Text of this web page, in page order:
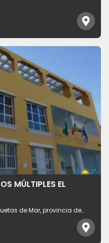
MÚLTIPLES EL
de Mar, provincia de